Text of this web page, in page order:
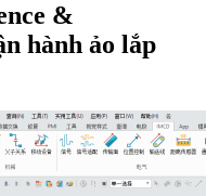
&
hành ảo lắp